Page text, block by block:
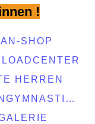
!
SHOP
HERREN
DAMENGYMNASTIKGRUPPE